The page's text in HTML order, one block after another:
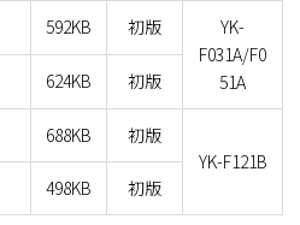
592KB 初版
YK-
F031A/F0
51A
624KB 初版
688KB
初版
YK-F121B
498KB 初版